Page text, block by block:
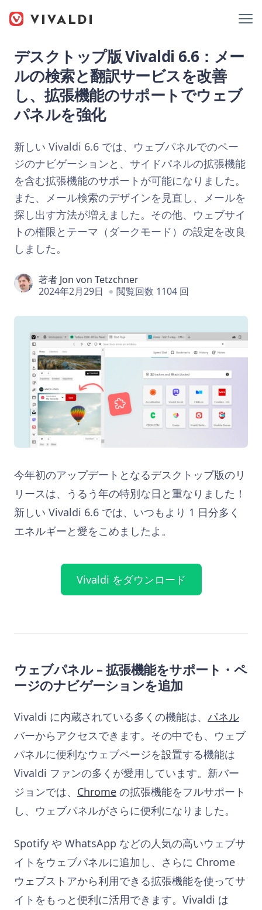
デスクトップ版 Vivaldi 6.6：メー
ルの検索と翻訳サービスを改善
し、拡張機能のサポートでウェブ
パネルを強化
新しい Vivaldi 6.6 では、ウェブパネルでのペー
ジのナビゲーションと、サイドパネルの拡張機能
を含む拡張機能のサポートが可能になりました。
また、メール検索のデザインを見直し、メールを
探し出す方法が増えました。その他、ウェブサイ
トの権限とテーマ（ダークモード）の設定を改良
しました。
著者 Jon von Tetzchner
2024年2月29日
閲覧回数 1104 回
今年初のアップデートとなるデスクトップ版のリ
リースは、うるう年の特別な日と重なりました！
新しい Vivaldi 6.6 では、いつもより 1 日分多く
エネルギーと愛をこめましたよ。
Vivaldi をダウンロード
ウェブパネル – 拡張機能をサポート・ペ
ージのナビゲーションを追加
Vivaldi に内蔵されている多くの機能は、 パネル
バーからアクセスできます。その中でも、ウェブ
パネルに便利なウェブページを設置する機能は
Vivaldi ファンの多くが愛用しています。新バー
ジョンでは、 Chrome の拡張機能をフルサポート
し、ウェブパネルがさらに便利になりました。
Spotify や WhatsApp などの人気の高いウェブサ
イトをウェブパネルに追加し、さらに Chrome
ウェブストアから利用できる拡張機能を使ってサ
イトをもっと便利に活用できます。Vivaldi は